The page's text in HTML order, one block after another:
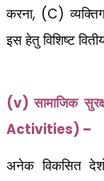
करना, (C)
इस हेतु विशिष्ट
(v)सामाजिक
Activities) –
अनेक विकसित